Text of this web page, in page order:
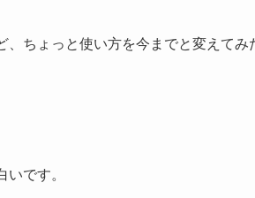
ちょっと使い方を今までと変えてみ
です。